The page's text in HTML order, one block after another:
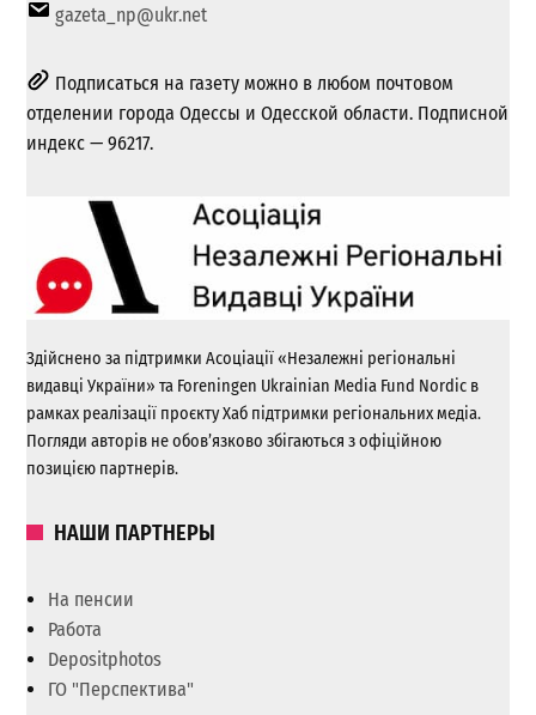
gazeta_np@ukr.net
Подписаться на газету можно в любом почтовом
отделении города Одессы и Одесской области. Подписной
индекс — 96217.
Здійснено за підтримки Асоціації «Незалежні регіональні
видавці України» та Foreningen Ukrainian Media Fund Nordic в
рамках реалізації проєкту Хаб підтримки регіональних медіа.
Погляди авторів не обов’язково збігаються з офіційною
позицією партнерів.
НАШИ ПАРТНЕРЫ
На пенсии
Работа
Depositphotos
ГО "Перспектива"